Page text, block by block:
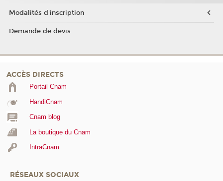
Modalités d'inscription
Demande de devis
ACCÈS DIRECTS
Portail Cnam
HandiCnam
Cnam blog
La boutique du Cnam
IntraCnam
RÉSEAUX SOCIAUX